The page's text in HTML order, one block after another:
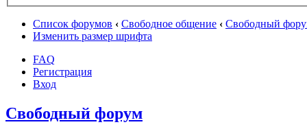
Список форумов ‹ Свободное общение ‹ Свободный
Изменить размер шрифта
FAQ
Регистрация
Вход
Свободный форум